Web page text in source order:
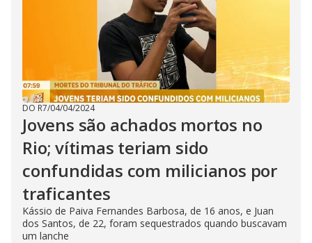
DO R7/04/04/2024
Jovens são achados mortos no
Rio; vítimas teriam sido
confundidas com milicianos por
traficantes
Kássio de Paiva Fernandes Barbosa, de 16 anos, e Juan
dos Santos, de 22, foram sequestrados quando buscavam
um lanche